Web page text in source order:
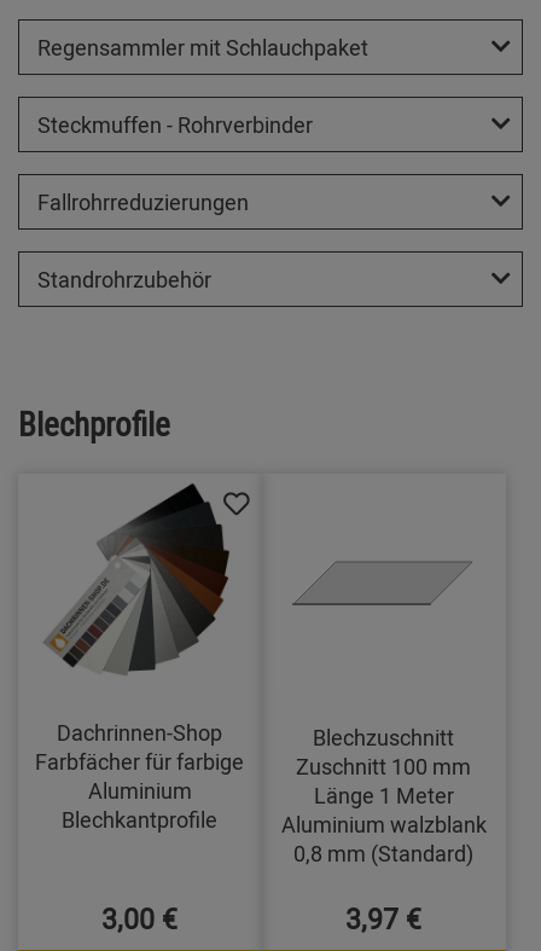
Regensammler mit Schlauchpaket
Steckmuffen - Rohrverbinder
Fallrohrreduzierungen
Standrohrzubehör
Blechprofile
Dachrinnen-Shop
Farbfächer für farbige
Aluminium
Blechkantprofile
3,00 €
Blechzuschnitt
Zuschnitt 100 mm
Länge 1 Meter
Aluminium walzblank
0,8 mm (Standard)
3,97 €